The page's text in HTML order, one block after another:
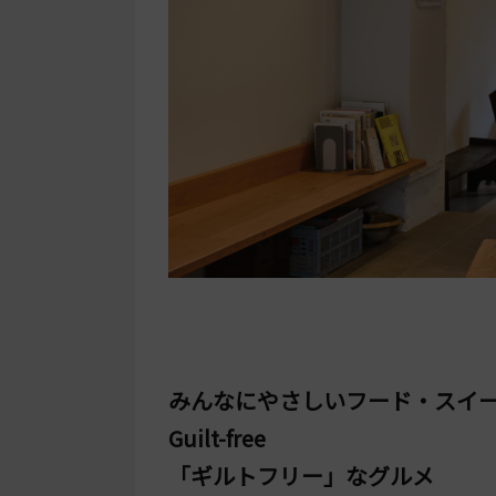
みんなにやさしいフード・スイ
Guilt-free
「ギルトフリー」なグルメ